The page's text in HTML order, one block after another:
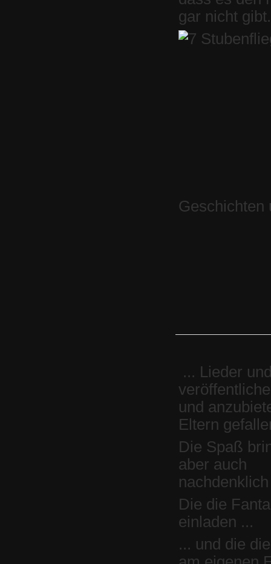
gar nicht gibt.
Geschichten
... Lieder
und
Eltern
Die Spaß
aber auch
Die die
einladen ...
... und die